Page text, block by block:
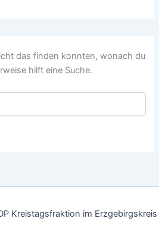
das finden konnten, wonach du
hilft eine Suche.
Kreistagsfraktion im Erzgebirgskreis